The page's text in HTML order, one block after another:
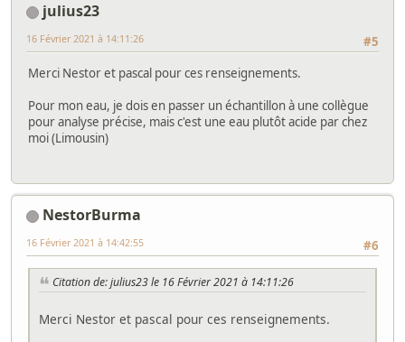
julius23
#5
16 Février 2021 à 14:11:26
Merci Nestor et pascal pour ces renseignements.
Pour mon eau, je dois en passer un échantillon à une collègue
pour analyse précise, mais c'est une eau plutôt acide par chez
moi (Limousin)
NestorBurma
#6
16 Février 2021 à 14:42:55
Citation de: julius23 le 16 Février 2021 à 14:11:26
Merci Nestor et pascal pour ces renseignements.